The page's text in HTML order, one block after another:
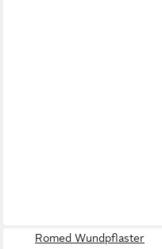
Romed Wundpflaster